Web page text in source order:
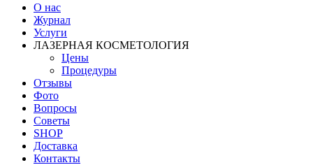
О нас
Журнал
Услуги
ЛАЗЕРНАЯ КОСМЕТОЛОГИЯ
Цены
Процедуры
Отзывы
Фото
Вопросы
Советы
SHOP
Доставка
Контакты